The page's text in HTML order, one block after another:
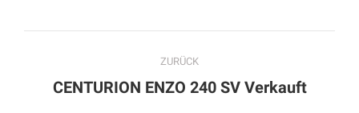
navigation
ZURÜCK
Previous
CENTURION ENZO 240 SV Verkauft